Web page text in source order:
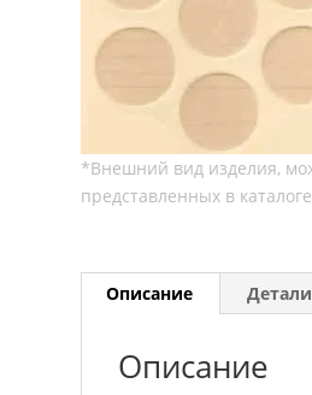
Описание Детали
Описание